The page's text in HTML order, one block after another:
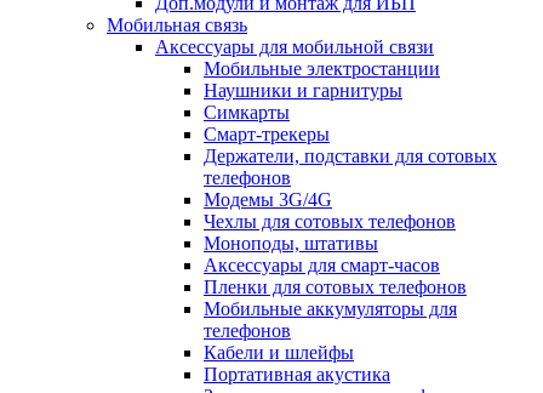
Мобильная связь
Аксессуары для мобильной связи
Мобильные электростанции
Наушники и гарнитуры
Симкарты
Смарт-трекеры
Держатели, подставки для сотовых
телефонов
Модемы 3G/4G
Чехлы для сотовых телефонов
Моноподы, штативы
Аксессуары для смарт-часов
Пленки для сотовых телефонов
Мобильные аккумуляторы для
телефонов
Кабели и шлейфы
Портативная акустика